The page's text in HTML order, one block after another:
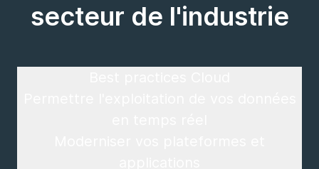
secteur de l'industrie